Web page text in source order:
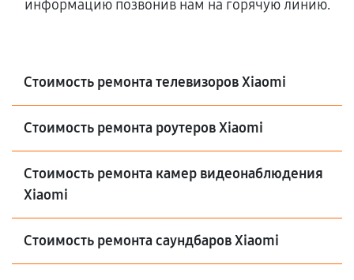
информацию позвонив нам на горячую линию.
Стоимость ремонта телевизоров Xiaomi
Стоимость ремонта роутеров Xiaomi
Стоимость ремонта камер видеонаблюдения
Xiaomi
Стоимость ремонта саундбаров Xiaomi